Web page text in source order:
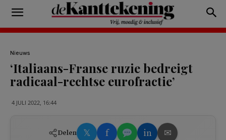
Nieuws
‘Italiaans-Franse ruzie bedreigt
radicaal-rechtse eurofractie’
4 JULI 2022, 16:44
Delen 𝕏 f in ✉